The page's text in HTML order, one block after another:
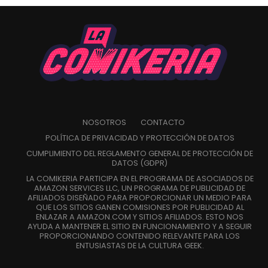
comments
Tras un importante giro argumental en Amazing Spider-
Man: Spider-Versity #5 el próximo mes, donde Jessica
Drew “se encuentra en posesión del supervillano más
Escrita por Dan Watters (Loki) e ilustrada por Andrea
Broccardo (Spider-Man Noir), Spider-Woman lleva a
Jessica de vuelta a sus orígenes como investigadora
privada.
Se unirá al periodista Ben Urich para descubrir las
amenazas ocultas que acechan en las sombras.
Adentrándose en los rincones más oscuros del Universo
NOSOTROS
CONTACTO
POLÍTICA DE PRIVACIDAD Y PROTECCIÓN DE DATOS
CUMPLIMIENTO DEL REGLAMENTO GENERAL DE PROTECCIÓN DE
DATOS (GDPR)
LA COMIKERIA PARTICIPA EN EL PROGRAMA DE ASOCIADOS DE
AMAZON SERVICES LLC, UN PROGRAMA DE PUBLICIDAD DE
AFILIADOS DISEÑADO PARA PROPORCIONAR UN MEDIO PARA
QUE LOS SITIOS GANEN COMISIONES POR PUBLICIDAD AL
ENLAZAR A AMAZON.COM Y SITIOS AFILIADOS. ESTO NOS
AYUDA A MANTENER EL SITIO EN FUNCIONAMIENTO Y A SEGUIR
PROPORCIONANDO CONTENIDO RELEVANTE PARA LOS
ENTUSIASTAS DE LA CULTURA GEEK.